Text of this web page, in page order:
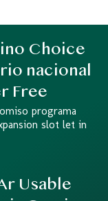
Choice
nacional
Free
programa
slot let in
Usable